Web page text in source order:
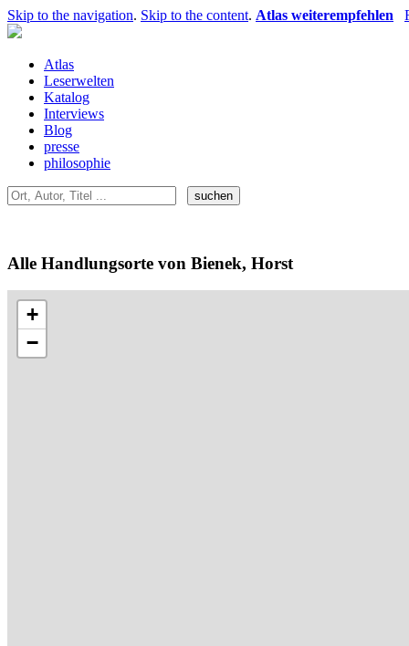
Skip to the navigation. Skip to the content. Atlas weiterempfehlen
Atlas
Leserwelten
Katalog
Interviews
Blog
presse
philosophie
Alle Handlungsorte von Bienek, Horst
+
−